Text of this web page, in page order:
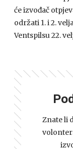
će izvođač
održati 1. i 2.
Ventspilsu 22.
Znate li